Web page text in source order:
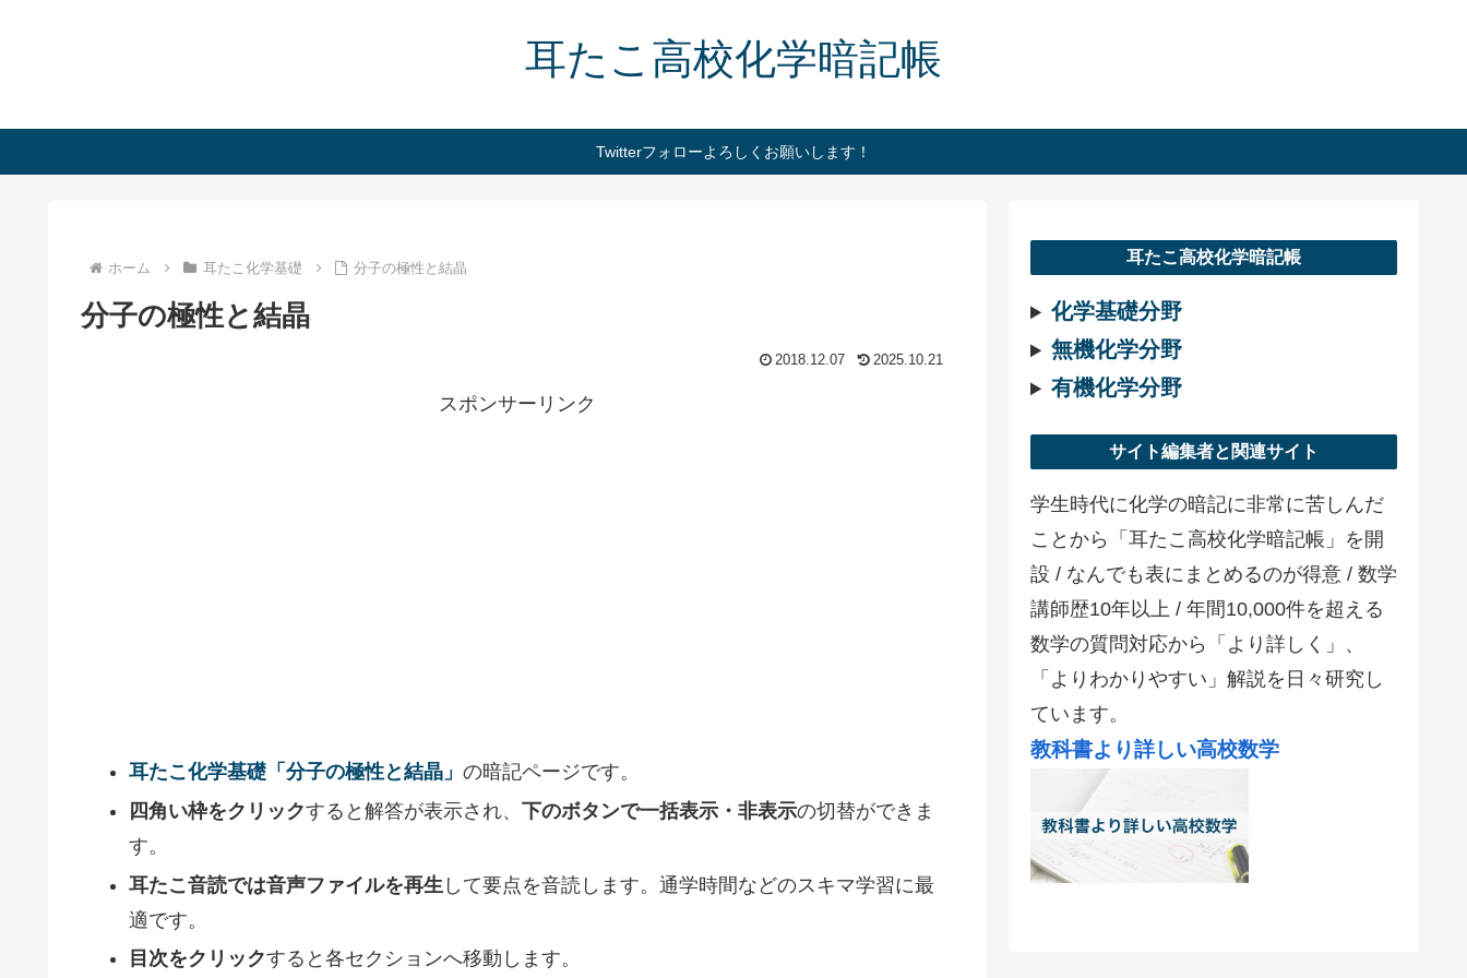
耳たこ高校化学暗記帳
Twitterフォローよろしくお願いします！
ホーム 耳たこ化学基礎 分子の極性と結晶
分子の極性と結晶
2018.12.07 2025.10.21
スポンサーリンク
耳たこ化学基礎「分子の極性と結晶」 の暗記ページです。
四角い枠をクリックすると解答が表示され、 下のボタンで一括表示・非表示の切替ができま
す。
耳たこ音読では音声ファイルを再生 して要点を音読します。通学時間などのスキマ学習に最
適です。
目次をクリックすると各セクションへ移動します。
耳たこ高校化学暗記帳
化学基礎分野
無機化学分野
有機化学分野
サイト編集者と関連サイト
学生時代に化学の暗記に非常に苦しんだ
ことから「耳たこ高校化学暗記帳」を開
設 / なんでも表にまとめるのが得意 / 数学
講師歴10年以上 / 年間10,000件を超える
数学の質問対応から「より詳しく」、
「よりわかりやすい」解説を日々研究し
ています。
教科書より詳しい高校数学